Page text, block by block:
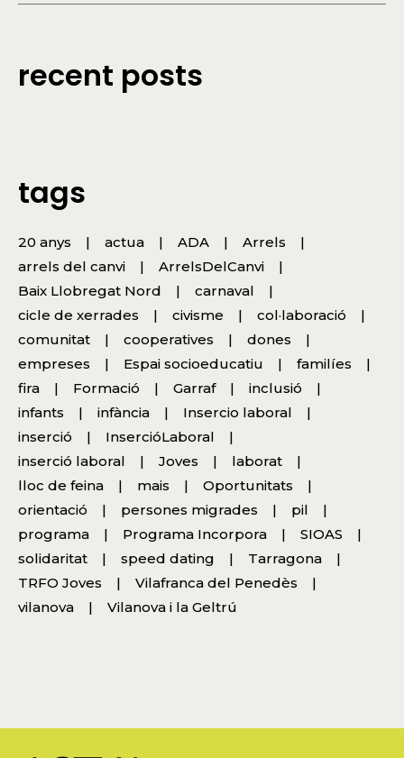
recent posts
tags
20 anys actua ADA
Arrels
arrels del canvi
ArrelsDelCanvi
Baix Llobregat Nord
carnaval
cicle de xerrades
civisme
col·laboració
comunitat
cooperatives
dones
empreses
Espai socioeducatiu
familíes
fira
Formació Garraf
inclusió
infants
infància
Insercio laboral
inserció
InsercióLaboral
inserció laboral
Joves
laborat
lloc de feina
mais
Oportunitats
orientació
persones migrades
pil
programa
Programa Incorpora
SIOAS
solidaritat
speed dating
Tarragona
TRFO Joves
Vilafranca del Penedès
vilanova
Vilanova i la Geltrú